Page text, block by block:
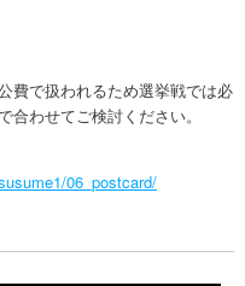
費で扱われるため選挙戦では必
わせてご検討ください。
06_postcard/